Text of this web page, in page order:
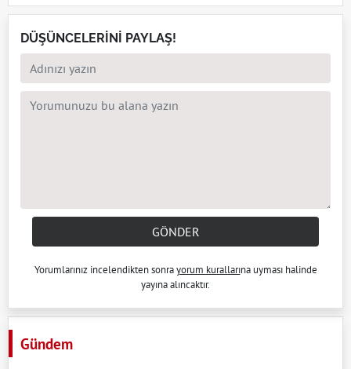
DÜŞÜNCELERİNİ PAYLAŞ!
GÖNDER
Yorumlarınız incelendikten sonrayorum kurallarına uyması halinde
yayına alıncaktır.
Gündem